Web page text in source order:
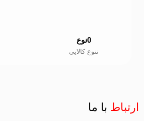
تنوع کالایی
0نوع
ارتباط با ما